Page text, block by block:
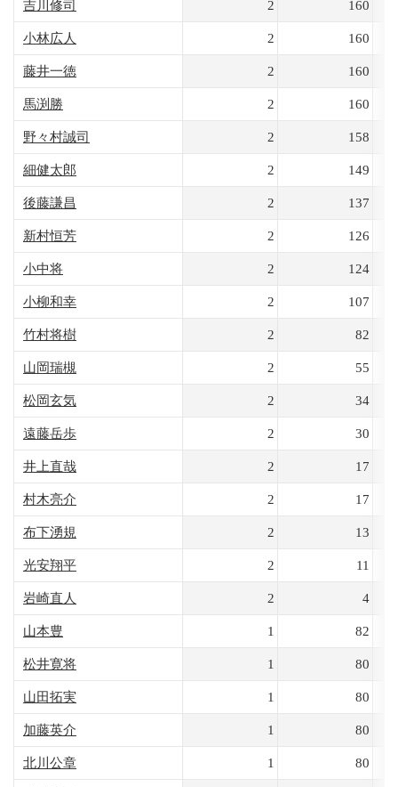
吉川修司 2 160
小林広人 2 160
藤井一徳 2 160
馬渕勝 2 160
野々村誠司 2 158
細健太郎 2 149
後藤謙昌 2 137
新村恒芳 2 126
小中将 2 124
小柳和幸 2 107
竹村将樹 2 82
山岡瑞槻 2 55
松岡玄気 2 34
遠藤岳歩 2 30
井上直哉 2 17
村木亮介 2 17
布下湧規 2 13
光安翔平 2 11
岩崎直人 2 4
山本豊 1 82
松井寛将 1 80
山田拓実 1 80
加藤英介 1 80
北川公章 1 80